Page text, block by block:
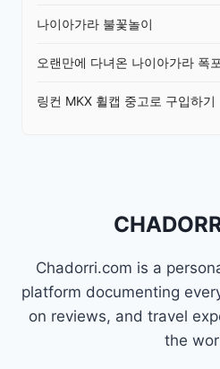
나이아가라 불꽃놀이
오랜만에 다녀온 나이아가라 폭포
링컨 MKX 휠캡 중고로 구입하기
Chadorri.com is a
platform documenting
on reviews, and travel
the